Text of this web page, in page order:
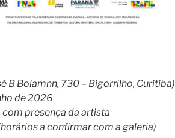
B Bolamnn, 730 – Bigorrilho, Curitiba)
de 2026
presença da artista
a confirmar com a galeria)